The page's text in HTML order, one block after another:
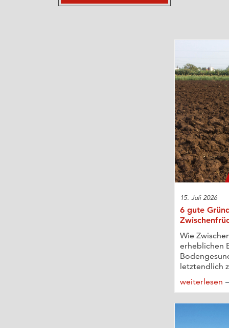
15. Juli 2026
6 gute
Wie
erheblichen
letztendlich
weiterlesen